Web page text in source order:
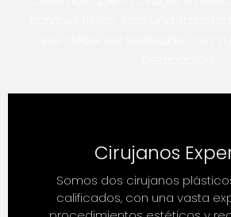
Cirujanos
Somos dos cirujanos
calificados, con una vasta